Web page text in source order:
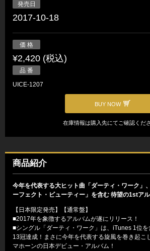
発売日
2017-10-18
価 格
¥2,420 (税込)
品 番
UICE-1207
BUY NOW
在庫情報は購入先にてご確認くださ
商品紹介
今年を代表する大ヒット曲「ダーティ・ワーク」
ーフェクト・ビューティー」を含む 待望の1stア
【日本限定発売】【通常盤】
■2017年を象徴するアルバムが遂にリリース！
■シングル「ダーティ・ワーク」は、iTunes 1位
13冠達成！まさに今年を代表する旋風を巻き起こ
マホーンの日本デビュー・アルバム！